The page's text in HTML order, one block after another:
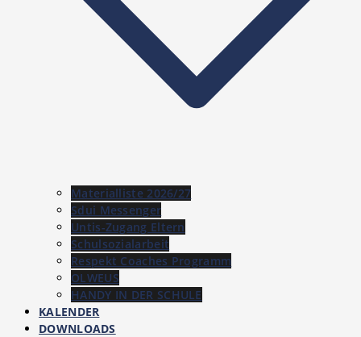
Materialliste 2026/27
Sdui Messenger
Untis-Zugang Eltern
Schulsozialarbeit
Respekt Coaches Programm
OLWEUS
HANDY IN DER SCHULE
KALENDER
DOWNLOADS